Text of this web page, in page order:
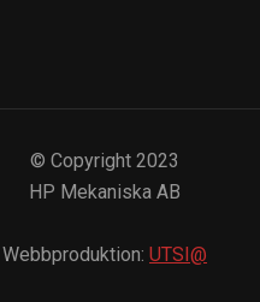
© Copyright 2023
HP Mekaniska AB
Webbproduktion: UTSI@